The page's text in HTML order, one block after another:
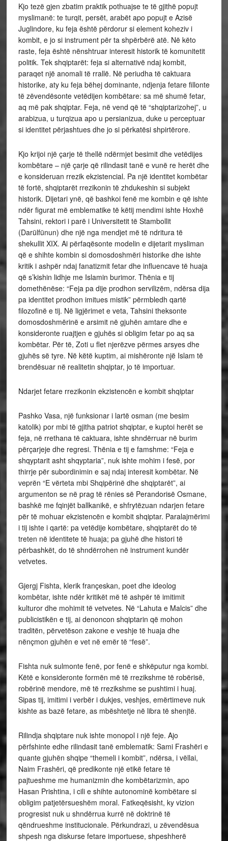
Kjo tezë gjen zbatim praktik pothuajse te të gjithë popujt
myslimanë: te turqit, persët, arabët apo popujt e Azisë
Juglindore, ku feja është përdorur si element koheziv i
kombit, e jo si instrument për ta shpërbërë atë. Në këto
raste, feja është nënshtruar interesit historik të komunitetit
politik. Tek shqiptarët: feja si alternativë ndaj kombit,
paraqet një anomali të rrallë. Në periudha të caktuara
historike, aty ku feja bëhej dominante, ndjenja fetare fillonte
të zëvendësonte vetëdijen kombëtare: sa më shumë fetar,
aq më pak shqiptar. Feja, në vend që të “shqiptarizohej”, u
arabizua, u turqizua apo u persianizua, duke u perceptuar
si identitet përjashtues dhe jo si përkatësi shpirtërore.
Kjo krijoi një çarje të thellë ndërmjet besimit dhe vetëdijes
kombëtare – një çarje që rilindasit tanë e vunë re herët dhe
e konsideruan rrezik ekzistencial. Pa një identitet kombëtar
të fortë, shqiptarët rrezikonin të zhdukeshin si subjekt
historik. Dijetari ynë, që bashkoi fenë me kombin e që ishte
ndër figurat më emblematike të këtij mendimi ishte Hoxhë
Tahsini, rektori i parë i Universitetit të Stambollit
(Darülfünun) dhe një nga mendjet më të ndritura të
shekullit XIX. Ai përfaqësonte modelin e dijetarit mysliman
që e shihte kombin si domosdoshmëri historike dhe ishte
kritik i ashpër ndaj fanatizmit fetar dhe influencave të huaja
që s’kishin lidhje me Islamin burimor. Thënia e tij
domethënëse: “Feja pa dije prodhon servilizëm, ndërsa dija
pa identitet prodhon imitues mistik” përmbledh qartë
filozofinë e tij. Në ligjërimet e veta, Tahsini theksonte
domosdoshmërinë e arsimit në gjuhën amtare dhe e
konsideronte ruajtjen e gjuhës si obligim fetar po aq sa
kombëtar. Për të, Zoti u flet njerëzve përmes arsyes dhe
gjuhës së tyre. Në këtë kuptim, ai mishëronte një Islam të
brendësuar në realitetin shqiptar, jo të importuar.
Ndarjet fetare rrezikonin ekzistencën e kombit shqiptar
Pashko Vasa, një funksionar i lartë osman (me besim
katolik) por mbi të gjitha patriot shqiptar, e kuptoi herët se
feja, në rrethana të caktuara, ishte shndërruar në burim
përçarjeje dhe regresi. Thënia e tij e famshme: “Feja e
shqyptarit asht shqyptaria”, nuk ishte mohim i fesë, por
thirrje për subordinimin e saj ndaj interesit kombëtar. Në
veprën “E vërteta mbi Shqipërinë dhe shqiptarët”, ai
argumenton se në prag të rënies së Perandorisë Osmane,
bashkë me fqinjët ballkanikë, e shfrytëzuan ndarjen fetare
për të mohuar ekzistencën e kombit shqiptar. Paralajmërimi
i tij ishte i qartë: pa vetëdije kombëtare, shqiptarët do të
treten në identitete të huaja; pa gjuhë dhe histori të
përbashkët, do të shndërrohen në instrument kundër
vetvetes.
Gjergj Fishta, klerik françeskan, poet dhe ideolog
kombëtar, ishte ndër kritikët më të ashpër të imitimit
kulturor dhe mohimit të vetvetes. Në “Lahuta e Malcis” dhe
publicistikën e tij, ai denoncon shqiptarin që mohon
traditën, përvetëson zakone e veshje të huaja dhe
nënçmon gjuhën e vet në emër të “fesë”.
Fishta nuk sulmonte fenë, por fenë e shkëputur nga kombi.
Këtë e konsideronte formën më të rrezikshme të robërisë,
robërinë mendore, më të rrezikshme se pushtimi i huaj.
Sipas tij, imitimi i verbër i dukjes, veshjes, emërtimeve nuk
kishte as bazë fetare, as mbështetje në libra të shenjtë.
Rilindja shqiptare nuk ishte monopol i një feje. Ajo
përfshinte edhe rilindasit tanë emblematik: Sami Frashëri e
quante gjuhën shqipe “themeli i kombit”, ndërsa, i vëllai,
Naim Frashëri, që predikonte një etikë fetare të
pajtueshme me humanizmin dhe kombëtarizmin, apo
Hasan Prishtina, i cili e shihte autonominë kombëtare si
obligim patjetërsueshëm moral. Fatkeqësisht, ky vizion
progresist nuk u shndërrua kurrë në doktrinë të
qëndrueshme institucionale. Përkundrazi, u zëvendësua
shpesh nga diskurse fetare importuese, shpeshherë